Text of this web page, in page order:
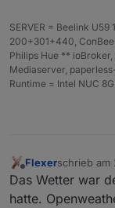
SERVER = Beelink U59
200+301+440, ConBee
Philips Hue **
Mediaserver,
Runtime = Intel NUC
Offline
Flexerschrieb am
zuletzt
Das Wetter war
hatte.